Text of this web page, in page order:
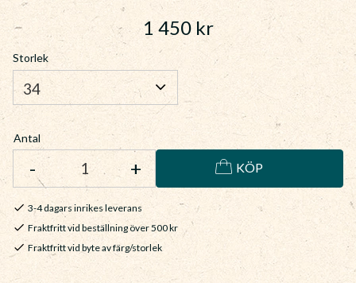
1 450kr
Storlek
Antal
+
- KÖP
3-4 dagars inrikes leverans
Fraktfritt vid beställning över 500 kr
Fraktfritt vid byte av färg/storlek